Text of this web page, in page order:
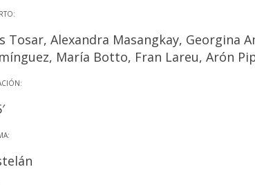
Tosar, Alexandra Masangkay, Georgina
María Botto, Fran Lareu, Arón